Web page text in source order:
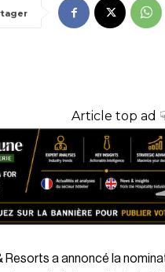
Article top ad
Resorts a annoncé la